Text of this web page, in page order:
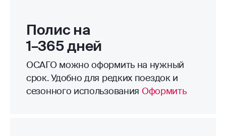
Полис на
1–365 дней
ОСАГО можно оформить на нужный
срок. Удобно для редких поездок и
сезонного использования Оформить